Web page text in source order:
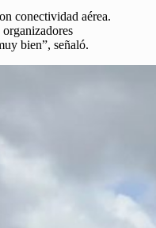
conectividad aérea.
organizadores
bien”, señaló.